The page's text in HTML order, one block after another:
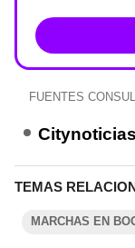
FUENTES
Citynoticias
TEMAS
MARCHAS EN